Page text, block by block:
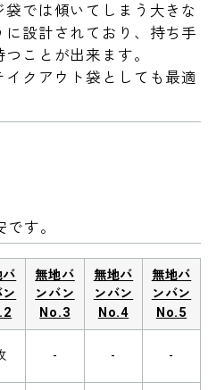
では傾いてしまう大きな
設計されており、持ち手
ことが出来ます。
クアウト袋としても最適
す。
バ
ン
無地バ
ンバン
No.3
無地バ
ンバン
No.4
無地バ
ンバン
No.5
- - -